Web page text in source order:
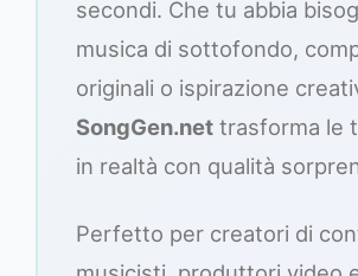
secondi. Che tu abbia
musica di sottofondo,
originali o ispirazione
SongGen.net trasforma le
in realtà con qualità
Perfetto per creatori di